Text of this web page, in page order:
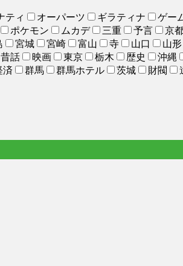
ティ オーパーツ ギラティナ ゲー
ポケモン ムカデ 三重 予言 京
宮城 宮崎 富山 寺 山口 山形
昔話 映画 東京 栃木 歴史 沖縄
済 群馬 群馬ホテル 茨城 財閥